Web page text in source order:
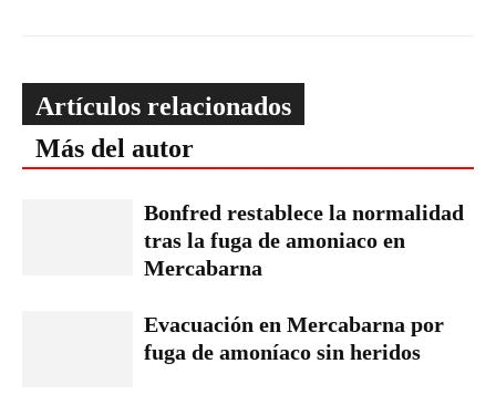
Artículos relacionados
Más del autor
Bonfred restablece la normalidad
tras la fuga de amoniaco en
Mercabarna
Evacuación en Mercabarna por
fuga de amoníaco sin heridos